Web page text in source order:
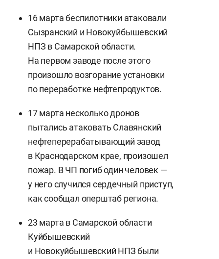
16 марта беспилотники атаковали
Сызранский и Новокуйбышевский
НПЗ в Самарской области.
На первом заводе после этого
произошло возгорание установки
по переработке нефтепродуктов.
17 марта несколько дронов
пытались атаковать Славянский
нефтеперерабатывающий завод
в Краснодарском крае, произошел
пожар. В ЧП погиб один человек —
у него случился сердечный приступ,
как сообщал оперштаб региона.
23 марта в Самарской области
Куйбышевский
и Новокуйбышевский НПЗ были